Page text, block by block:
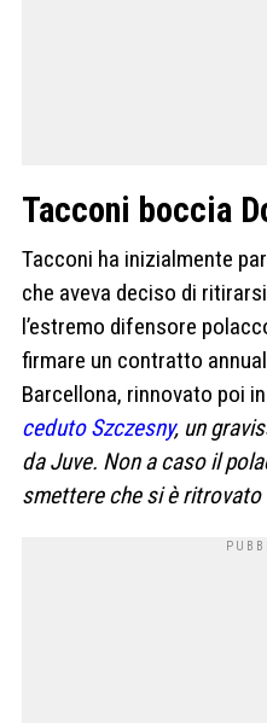
Tacconi boccia
Tacconi ha inizialmente
che aveva deciso di
l’estremo difensore
firmare un contratto
Barcellona, rinnovato poi
ceduto Szczesny, un
da Juve. Non a caso il
smettere che si è ritrovato